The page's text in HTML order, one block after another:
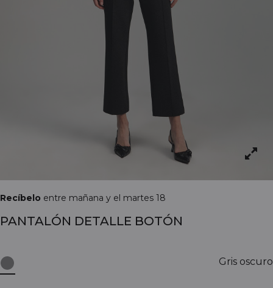
Recíbelo entre mañana y el martes 18
PANTALÓN DETALLE BOTÓN
Gris oscuro